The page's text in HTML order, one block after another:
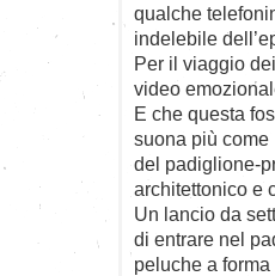
qualche
indelebile
Per il viaggio
video
E che questa
suona più
del padiglione-
architettonico e
Un lancio da
di entrare nel
peluche a